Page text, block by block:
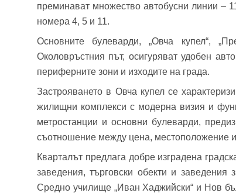
Вход с
преминават множество автобусни линии –
номера 4, 5 и 11.
Основните булеварди, „Овча купел“,
Околовръстния път, осигуряват удобен
периферните зони и изходите на града.
Застрояването в Овча купел се
жилищни комплекси с модерна визия и
метростанции и основни булеварди,
съотношение между цена, местоположение и
Кварталът предлага добре изградена
заведения, търговски обекти и
Средно училище „Иван Хаджийски“ и Нов